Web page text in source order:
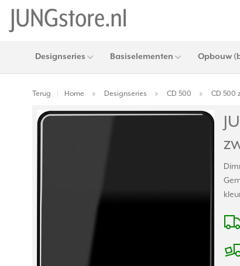
Designseries Basiselementen Opbouw
Terug Home Designseries CD 500 CD 500